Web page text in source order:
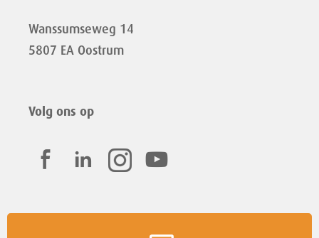
Wanssumseweg 14
5807 EA Oostrum
Volg ons op